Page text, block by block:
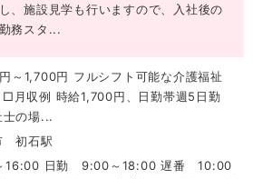
、施設見学も行いますので、入社後の
務スタ...
～1,700円 フルシフト可能な介護福祉
月収例 時給1,700円、日勤帯週5日勤
士の場...
初石駅
16:00 日勤 9:00～18:00 遅番 10:00